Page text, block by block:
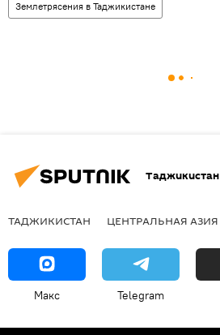
Землетрясения в Таджикистане
Таджикистан
ТАДЖИКИСТАН ЦЕНТРАЛЬНАЯ АЗИЯ
Макс Telegram